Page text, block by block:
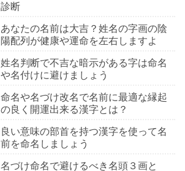
診断
あなたの名前は大吉？姓名の字画の陰
陽配列が健康や運命を左右しますよ
姓名判断で不吉な暗示がある字は命名
や名付けに避けましょう
命名や名づけ改名で名前に最適な縁起
の良く開運出来る漢字とは？
良い意味の部首を持つ漢字を使って名
前を命名しましょう
名づけ命名で避けるべき名頭３画と